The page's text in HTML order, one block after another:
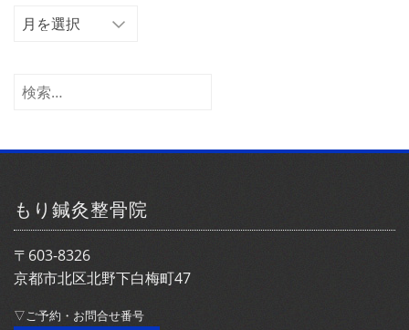
ア
イ
検
もり鍼灸整骨院
〒603-8326
京都市北区北野下白梅町47
▽ご予約・お問合せ番号